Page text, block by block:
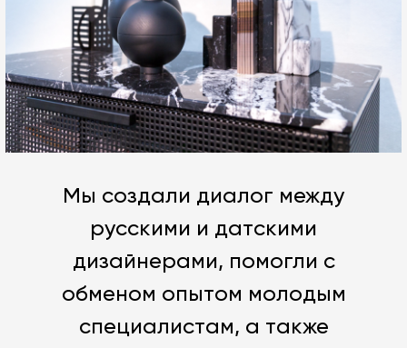
Мы создали диалог между
русскими и датскими
дизайнерами, помогли с
обменом опытом молодым
специалистам, а также